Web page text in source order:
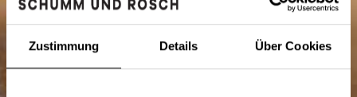
Zustimmung Details Über Cookies